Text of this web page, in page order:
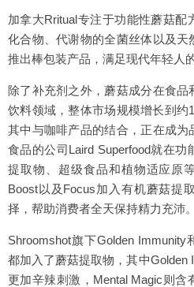
加拿大Rritual专注于功能性蘑菇配
化合物、代谢物的全菌丝体以及天
推出棒包装产品，满足现代年轻人
除了补充剂之外，蘑菇成分在食
饮料领域，整体市场规模增长到约
其中与咖啡产品的结合，正在成
食品的公司Laird Superfood就在
提取物、超级食品和植物适应原
Boost以及Focus加入有机蘑菇提
择，帮助消费者全天保持精力充沛。
Shroomshot旗下Golden
都加入了蘑菇提取物，其中Golden
更加辛辣刺激，Mental Magic则含